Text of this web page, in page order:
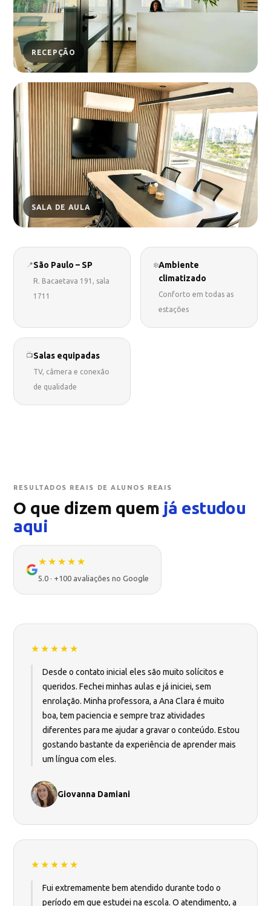
RECEPÇÃO
SALA DE AULA
📍São Paulo – SP
R. Bacaetava 191, sala
1711
❄️Ambiente
climatizado
Conforto em todas as
estações
📺Salas equipadas
TV, câmera e conexão
de qualidade
RESULTADOS REAIS DE ALUNOS REAIS
O que dizem quem já estudou
aqui
★★★★★
5.0 · +100 avaliações no Google
★★★★★
Desde o contato inicial eles são muito solícitos e
queridos. Fechei minhas aulas e já iniciei, sem
enrolação. Minha professora, a Ana Clara é muito
boa, tem paciencia e sempre traz atividades
diferentes para me ajudar a gravar o conteúdo. Estou
gostando bastante da experiência de aprender mais
um língua com eles.
Giovanna Damiani
★★★★★
Fui extremamente bem atendido durante todo o
período em que estudei na escola. O atendimento, a